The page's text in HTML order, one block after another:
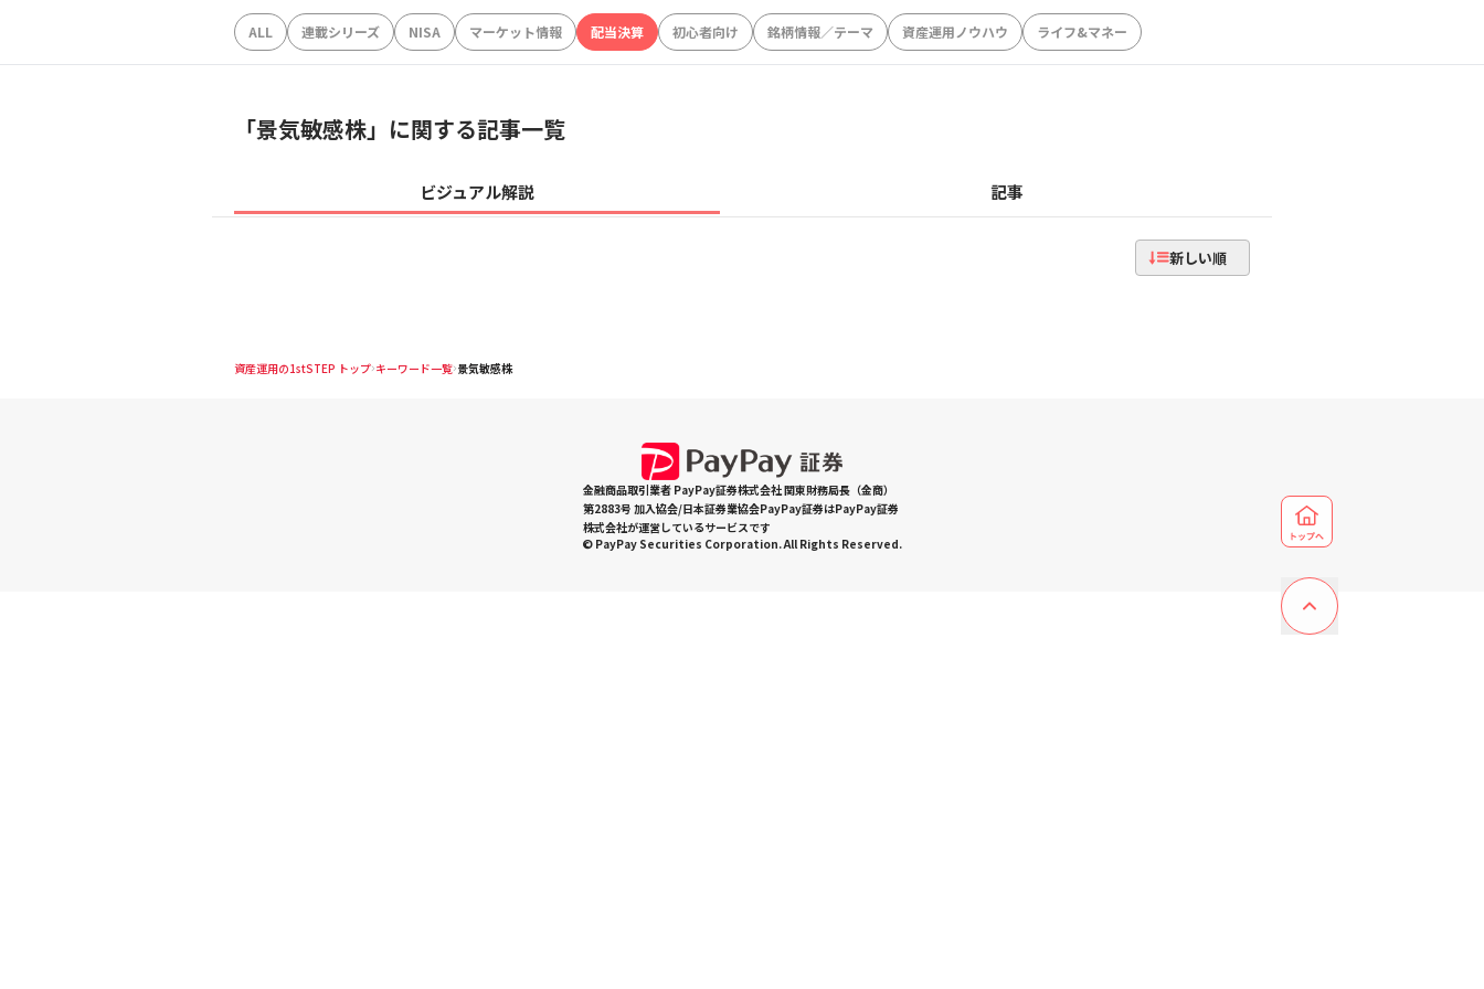
ALL 連載シリーズ NISA マーケット情報 配当決算 初心者向け 銘柄情報／テーマ 資産運用ノウハウ ライフ&マネー
「景気敏感株」に関する記事一覧
ビジュアル解説 記事
新しい順
資産運用の1stSTEP トップ キーワード一覧 景気敏感株
金融商品取引業者 PayPay証券株式会社 関東財務局長（金商）
第2883号 加入協会/日本証券業協会PayPay証券はPayPay証券
株式会社が運営しているサービスです
© PayPay Securities Corporation. All Rights Reserved.